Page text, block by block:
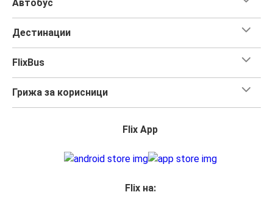
Автобус
Дестинации
FlixBus
Грижа за корисници
Flix App
Flix на: